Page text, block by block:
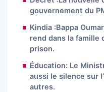
gouvernement du
Kindia :Bappa
rend dans la famille
prison.
Éducation: Le
aussi le silence sur
autres.